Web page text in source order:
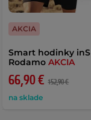
Smart hodinky
RodamoAKCIA
66,90 € 152,90 €
na sklade
AKCIA